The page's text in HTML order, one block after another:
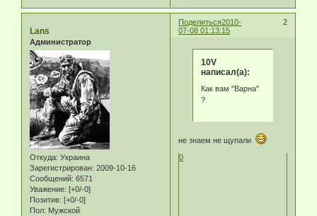
Поделиться 2
2010-
07-08 01:13:15
Lans
Администратор
Откуда: Украина
Зарегистрирован: 2009-10-16
Сообщений: 6571
Уважение: [+0/-0]
Позитив: [+0/-0]
Пол: Мужской
10V
написал(а):
Как вам "Варна"
?
не знаем не щупали
0